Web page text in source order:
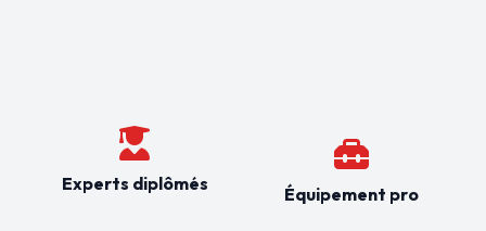
Experts diplômés Équipement pro